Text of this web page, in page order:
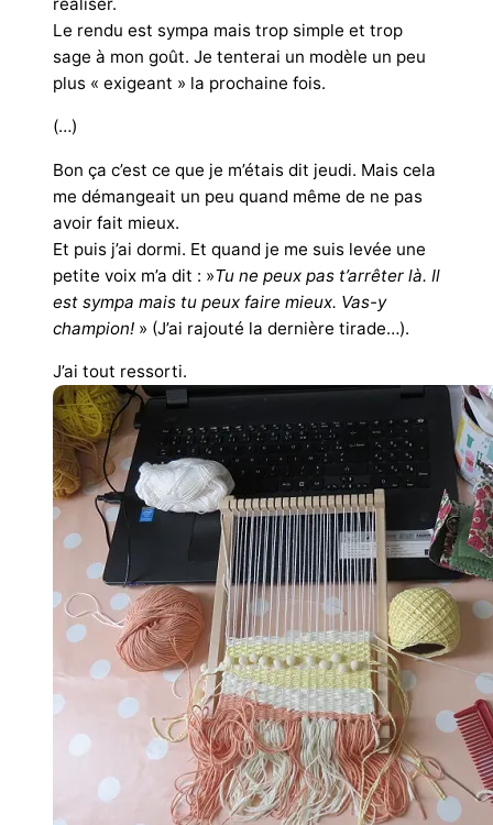
Le rendu est sympa mais trop simple et trop
sage à mon goût. Je tenterai un modèle un peu
plus « exigeant » la prochaine fois.
(…)
Bon ça c’est ce que je m’étais dit jeudi. Mais cela
me démangeait un peu quand même de ne pas
avoir fait mieux.
Et puis j’ai dormi. Et quand je me suis levée une
petite voix m’a dit : »Tu ne peux pas t’arrêter là. Il
est sympa mais tu peux faire mieux. Vas-y
champion! » (J’ai rajouté la dernière tirade…).
J’ai tout ressorti.